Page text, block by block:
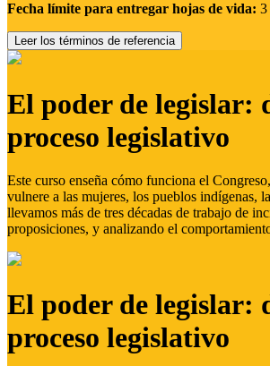
Fecha límite para entregar hojas de vida: 3
Leer los términos de referencia
El poder de legislar:
proceso legislativo
Este curso enseña cómo funciona el
vulnere a las mujeres, los pueblos indígenas,
llevamos más de tres décadas de trabajo de
proposiciones, y analizando el
El poder de legislar:
proceso legislativo